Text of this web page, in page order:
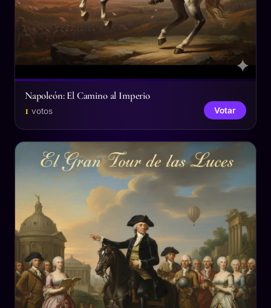
Napoleón: El Camino al Imperio
1 votos Votar